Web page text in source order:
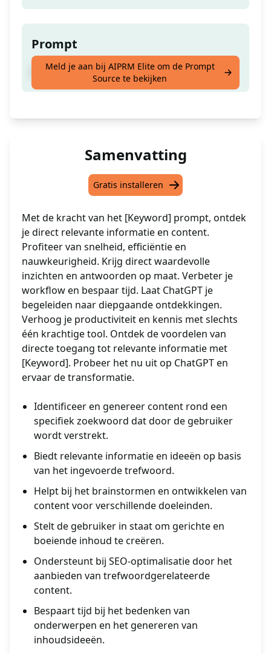
Prompt
Zoekwoorden
Meld je aan bij AIPRM Elite om de Prompt
Source te bekijken
Samenvatting
Gratis installeren
Met de kracht van het [Keyword] prompt, ontdek
je direct relevante informatie en content.
Profiteer van snelheid, efficiëntie en
nauwkeurigheid. Krijg direct waardevolle
inzichten en antwoorden op maat. Verbeter je
workflow en bespaar tijd. Laat ChatGPT je
begeleiden naar diepgaande ontdekkingen.
Verhoog je productiviteit en kennis met slechts
één krachtige tool. Ontdek de voordelen van
directe toegang tot relevante informatie met
[Keyword]. Probeer het nu uit op ChatGPT en
ervaar de transformatie.
Identificeer en genereer content rond een
specifiek zoekwoord dat door de gebruiker
wordt verstrekt.
Biedt relevante informatie en ideeën op basis
van het ingevoerde trefwoord.
Helpt bij het brainstormen en ontwikkelen van
content voor verschillende doeleinden.
Stelt de gebruiker in staat om gerichte en
boeiende inhoud te creëren.
Ondersteunt bij SEO-optimalisatie door het
aanbieden van trefwoordgerelateerde
content.
Bespaart tijd bij het bedenken van
onderwerpen en het genereren van
inhoudsideeën.